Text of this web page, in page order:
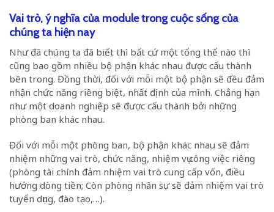
Vai trò, ý nghĩa của module trong cuộc sống của
chúng ta hiện nay
Như đã chúng ta đã biết thì bất cứ một tổng thể nào thì
cũng bao gồm nhiều bộ phận khác nhau được cấu thành
bên trong. Đồng thời, đối với mỗi một bộ phận sẽ đều đảm
nhận chức năng riêng biệt, nhất định của mình. Chẳng hạn
như một doanh nghiệp sẽ được cấu thành bởi những
phòng ban khác nhau.
Đối với mỗi một phòng ban, bộ phận khác nhau sẽ đảm
nhiệm những vai trò, chức năng, nhiệm vụ công việc riêng
(phòng tài chính đảm nhiệm vai trò cung cấp vốn, điều
hướng dòng tiền; Còn phòng nhân sự sẽ đảm nhiệm vai trò
tuyển dụng, đào tạo,…).